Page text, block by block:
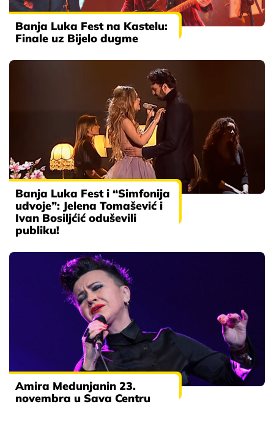
Banja Luka Fest na Kastelu:
Finale uz Bijelo dugme
Banja Luka Fest i “Simfonija
udvoje”: Jelena Tomašević i
Ivan Bosiljćić oduševili
publiku!
Amira Medunjanin 23.
novembra u Sava Centru